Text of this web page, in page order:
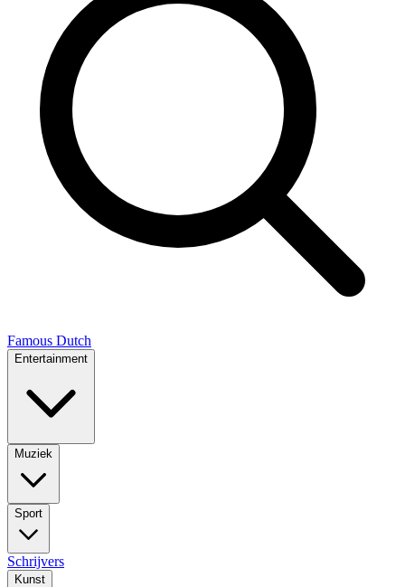
Famous Dutch
Entertainment
Muziek
Sport
Schrijvers
Kunst